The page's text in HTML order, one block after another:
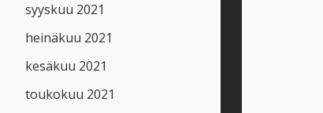
syyskuu 2021
heinäkuu 2021
kesäkuu 2021
toukokuu 2021